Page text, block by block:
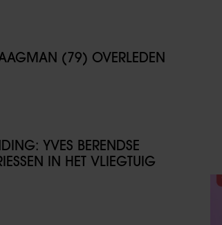
(79) OVERLEDEN
YVES BERENDSE
IN HET VLIEGTUIG